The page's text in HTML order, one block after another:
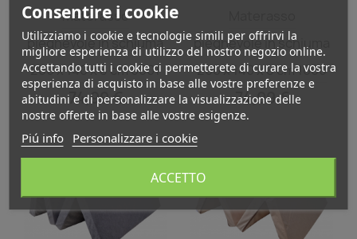
Anteprima
Materasso
pieghevole in schiuma
200 x 140 x 8 cm 0001
74,99 €
pieghevole in schiuma
200 x 140 x 8 cm 1000
74,99 €
Consentire i cookie
Utilizziamo i cookie e tecnologie simili per offrirvi la
migliore esperienza di utilizzo del nostro negozio online.
Accettando tutti i cookie ci permetterete di curare la vostra
esperienza di acquisto in base alle vostre preferenze e
abitudini e di personalizzare la visualizzazione delle
nostre offerte in base alle vostre esigenze.
Piú info Personalizzare i cookie
ACCETTO